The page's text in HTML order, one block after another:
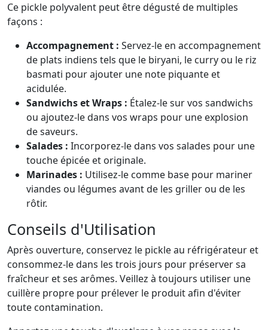
Ce pickle polyvalent peut être dégusté de multiples
façons :
Accompagnement : Servez-le en accompagnement
de plats indiens tels que le biryani, le curry ou le riz
basmati pour ajouter une note piquante et
acidulée.
Sandwichs et Wraps : Étalez-le sur vos sandwichs
ou ajoutez-le dans vos wraps pour une explosion
de saveurs.
Salades : Incorporez-le dans vos salades pour une
touche épicée et originale.
Marinades : Utilisez-le comme base pour mariner
viandes ou légumes avant de les griller ou de les
rôtir.
Conseils d'Utilisation
Après ouverture, conservez le pickle au réfrigérateur et
consommez-le dans les trois jours pour préserver sa
fraîcheur et ses arômes. Veillez à toujours utiliser une
cuillère propre pour prélever le produit afin d'éviter
toute contamination.